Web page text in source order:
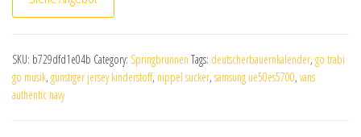
SKU: b729dfd1e04b Category: Springbrunnen Tags: deutscherbauernkalender, go trabi
go musik, günstiger jersey kinderstoff, nippel sucker, samsung ue50es5700, vans
authentic navy